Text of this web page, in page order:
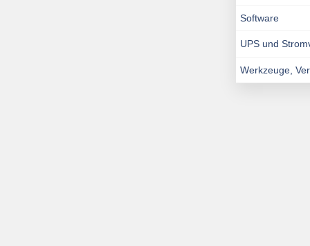
Software
UPS und
Werkzeuge,